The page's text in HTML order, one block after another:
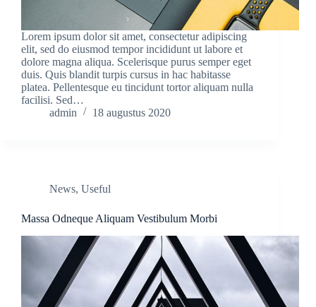
Lorem ipsum dolor sit amet, consectetur adipiscing
elit, sed do eiusmod tempor incididunt ut labore et
dolore magna aliqua. Scelerisque purus semper eget
duis. Quis blandit turpis cursus in hac habitasse
platea. Pellentesque eu tincidunt tortor aliquam nulla
facilisi. Sed…
admin
18 augustus 2020
News, Useful
Massa Odneque Aliquam Vestibulum Morbi